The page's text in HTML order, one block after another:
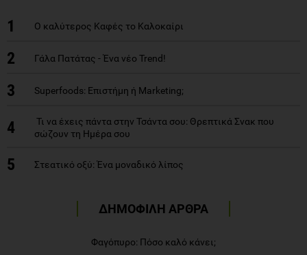
1 Ο καλύτερος Καφές το Καλοκαίρι
2 Γάλα Πατάτας - Ένα νέο Trend!
3 Superfoods: Επιστήμη ή Marketing;
4
Τι να έχεις πάντα στην Τσάντα σου: Θρεπτικά Σνακ που
σώζουν τη Ημέρα σου
5 Στεατικό οξύ: Ένα μοναδικό λίπος
ΔΗΜΟΦΙΛΗ ΑΡΘΡΑ
Φαγόπυρο: Πόσο καλό κάνει;